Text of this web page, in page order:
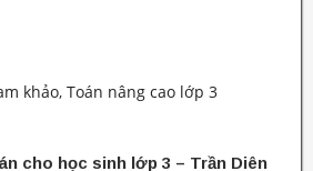
khảo, Toán nâng cao lớp 3
cho học sinh lớp 3 – Trần Diên